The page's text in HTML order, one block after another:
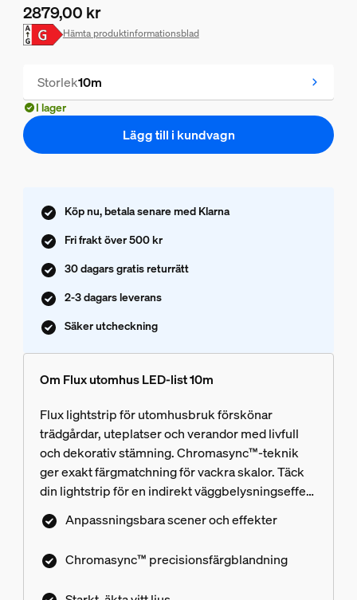
Nuvarande pris är 2879,00 kr
2879,00 kr
Hämta produktinformationsblad
Storlek10m
I lager
Lägg till i kundvagn
Köp nu, betala senare med Klarna
Fri frakt över 500 kr
30 dagars gratis returrätt
2-3 dagars leverans
Säker utcheckning
Om Flux utomhus LED-list 10m
Flux lightstrip för utomhusbruk förskönar
trädgårdar, uteplatser och verandor med livfull
och dekorativ stämning. Chromasync™-teknik
ger exakt färgmatchning för vackra skalor. Täck
din lightstrip för en indirekt väggbelysningseffekt
på fasader, väggar och staket. Njut av klart, rent
vitt ljus i flera nyanser för praktisk
utomhusbelysningsscener och dynamiska
Anpassningsbara scener och effekter
Chromasync™ precisionsfärgblandning